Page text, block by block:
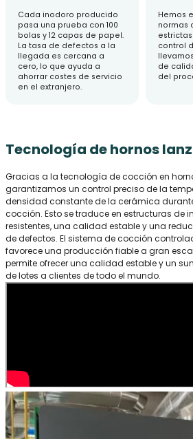
Cada inodoro producido
pasa una prueba con 100
bolas y 12 capas de papel.
La tasa de defectos a la
llegada es cercana a
cero, lo que ayuda a
ahorrar costes de servicio
en el extranjero.
Hemos
normas
control
de
del
Tecnología de hornos
Gracias a la tecnología de cocción en
garantizamos un control preciso de la
densidad constante de la cerámica
cocción. Esto se traduce en estructuras de
resistentes, una calidad estable y una
de defectos. El sistema de cocción
favorece una producción fiable a gran
permite ofrecer una calidad estable y un
de lotes a clientes de todo el mundo.